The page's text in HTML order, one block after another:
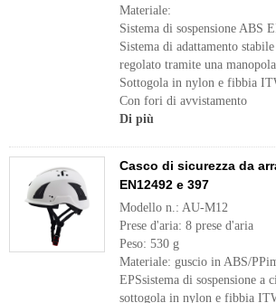
Materiale:
Sistema di sospensione ABS
Sistema di adattamento stabile
regolato tramite una manopola
Sottogola in nylon e fibbia
Con fori di avvistamento
Di più
Casco di sicurezza da
EN12492 e 397
Modello n.: AU-M12
Prese d'aria: 8 prese d'aria
Peso: 530 g
Materiale: guscio in ABS/
EPSsistema di sospensione a
sottogola in nylon e fibbia